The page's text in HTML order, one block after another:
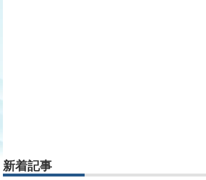
新着記事